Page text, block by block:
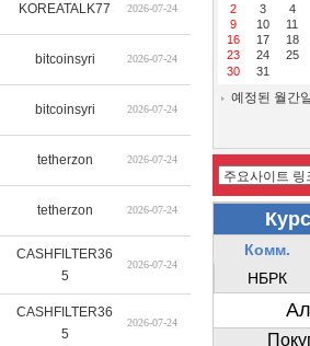
KOREATALK77 2026-07-24
bitcoinsyri 2026-07-24
bitcoinsyri 2026-07-24
tetherzon 2026-07-24
tetherzon 2026-07-24
CASHFILTER36
5
2026-07-24
CASHFILTER36
5
2026-07-24
2
3 4
9
10 11
16
17 18
23
24 25
30
31
예정된 월간